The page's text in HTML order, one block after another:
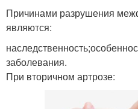
Причинами разрушения
являются:
заболевания.
При вторичном артрозе: